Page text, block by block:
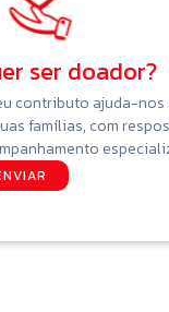
ser doador?
contributo ajuda-nos
famílias, com